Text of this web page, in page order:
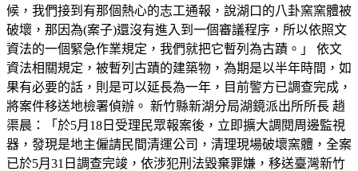
候，我們接到有那個熱心的志工通報，說湖口的八卦窯窯體被
破壞，那因為(案子)還沒有進入到一個審議程序，所以依照文
資法的一個緊急作業規定，我們就把它暫列為古蹟。」 依文
資法相關規定，被暫列古蹟的建築物，為期是以半年時間，如
果有必要的話，則是可以延長為一年，目前警方已調查完成，
將案件移送地檢署偵辦。 新竹縣新湖分局湖鏡派出所所長 趙
渠晨：「於5月18日受理民眾報案後，立即擴大調閱周邊監視
器，發現是地主僱請民間清運公司，清理現場破壞窯體，全案
已於5月31日調查完竣，依涉犯刑法毀棄罪嫌，移送臺灣新竹